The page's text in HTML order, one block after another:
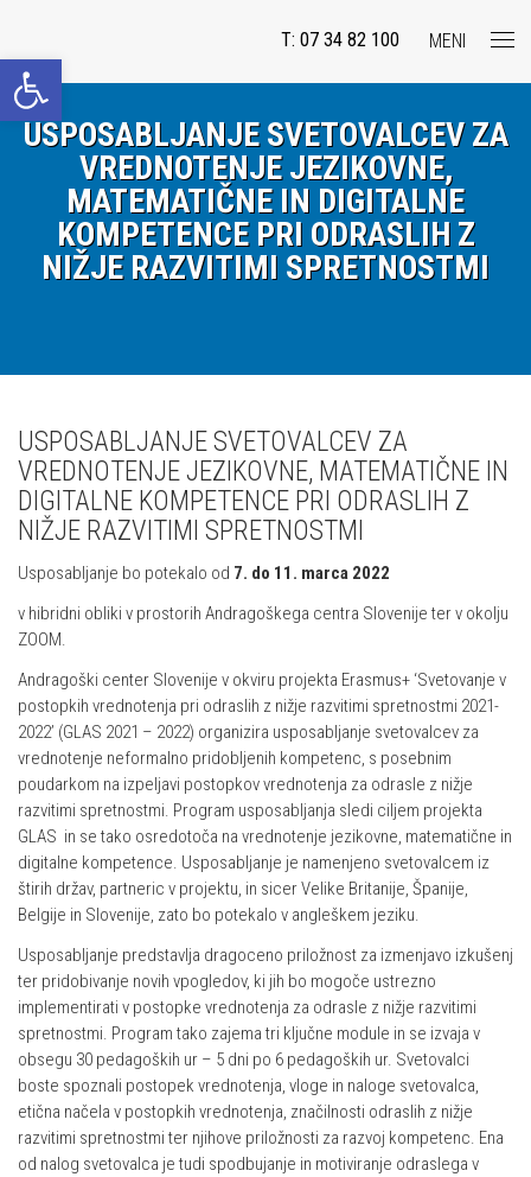
T: 07 34 82 100 MENI
USPOSABLJANJE SVETOVALCEV ZA
VREDNOTENJE JEZIKOVNE,
MATEMATIČNE IN DIGITALNE
KOMPETENCE PRI ODRASLIH Z
NIŽJE RAZVITIMI SPRETNOSTMI
USPOSABLJANJE SVETOVALCEV ZA
VREDNOTENJE JEZIKOVNE, MATEMATIČNE IN
DIGITALNE KOMPETENCE PRI ODRASLIH Z
NIŽJE RAZVITIMI SPRETNOSTMI
Usposabljanje bo potekalo od 7. do 11. marca 2022
v hibridni obliki v prostorih Andragoškega centra Slovenije ter v okolju
ZOOM.
Andragoški center Slovenije v okviru projekta Erasmus+ ‘Svetovanje v
postopkih vrednotenja pri odraslih z nižje razvitimi spretnostmi 2021-
2022’ (GLAS 2021 – 2022) organizira usposabljanje svetovalcev za
vrednotenje neformalno pridobljenih kompetenc, s posebnim
poudarkom na izpeljavi postopkov vrednotenja za odrasle z nižje
razvitimi spretnostmi. Program usposabljanja sledi ciljem projekta
GLAS in se tako osredotoča na vrednotenje jezikovne, matematične in
digitalne kompetence. Usposabljanje je namenjeno svetovalcem iz
štirih držav, partneric v projektu, in sicer Velike Britanije, Španije,
Belgije in Slovenije, zato bo potekalo v angleškem jeziku.
Usposabljanje predstavlja dragoceno priložnost za izmenjavo izkušenj
ter pridobivanje novih vpogledov, ki jih bo mogoče ustrezno
implementirati v postopke vrednotenja za odrasle z nižje razvitimi
spretnostmi. Program tako zajema tri ključne module in se izvaja v
obsegu 30 pedagoških ur – 5 dni po 6 pedagoških ur. Svetovalci
boste spoznali postopek vrednotenja, vloge in naloge svetovalca,
etična načela v postopkih vrednotenja, značilnosti odraslih z nižje
razvitimi spretnostmi ter njihove priložnosti za razvoj kompetenc. Ena
od nalog svetovalca je tudi spodbujanje in motiviranje odraslega v
Open toolbar